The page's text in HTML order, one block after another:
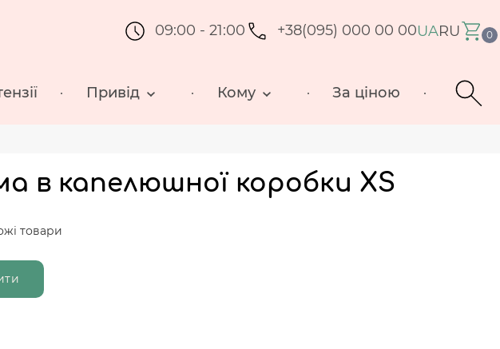
09:00 - 21:00 +38(095) 000 00 00UARU 0
Привід Кому За ціною
в капелюшної коробки XS
товари